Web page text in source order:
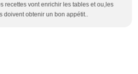
recettes vont enrichir les tables et ou,les
doivent obtenir un bon appétit..